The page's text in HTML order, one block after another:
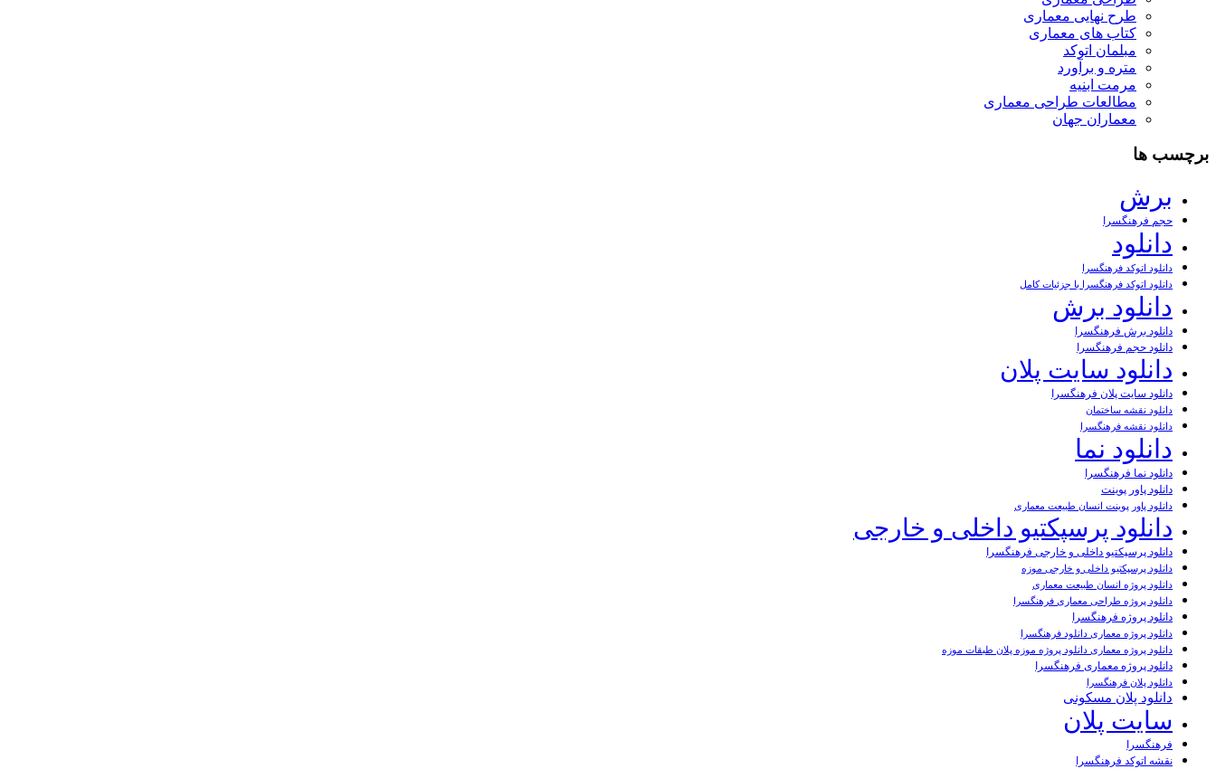
طرح نهایی معماری
کتاب های معماری
مبلمان اتوکد
متره و برآورد
مرمت ابنیه
مطالعات طراحی معماری
معماران جهان
برچسب ها
برش
حجم فرهنگسرا
دانلود
دانلود اتوکد فرهنگسرا
دانلود اتوکد فرهنگسرا با جزئیات کامل
دانلود برش
دانلود برش فرهنگسرا
دانلود حجم فرهنگسرا
دانلود سایت پلان
دانلود سایت پلان فرهنگسرا
دانلود نقشه ساختمان
دانلود نقشه فرهنگسرا
دانلود نما
دانلود نما فرهنگسرا
دانلود پاور پوینت
دانلود پاور پوینت انسان طبیعت معماری
دانلود پرسپکتیو داخلی و خارجی
دانلود پرسپکتیو داخلی و خارجی فرهنگسرا
دانلود پرسپکتیو داخلی و خارجی موزه
دانلود پروژه انسان طبیعت معماری
دانلود پروژه طراحی معماری فرهنگسرا
دانلود پروژه فرهنگسرا
دانلود پروژه معماری دانلود فرهنگسرا
دانلود پروژه معماری دانلود پروژه موزه پلان طبقات موزه
دانلود پروژه معماری فرهنگسرا
دانلود پلان فرهنگسرا
دانلود پلان مسکونی
سایت پلان
فرهنگسرا
نقشه اتوکد فرهنگسرا